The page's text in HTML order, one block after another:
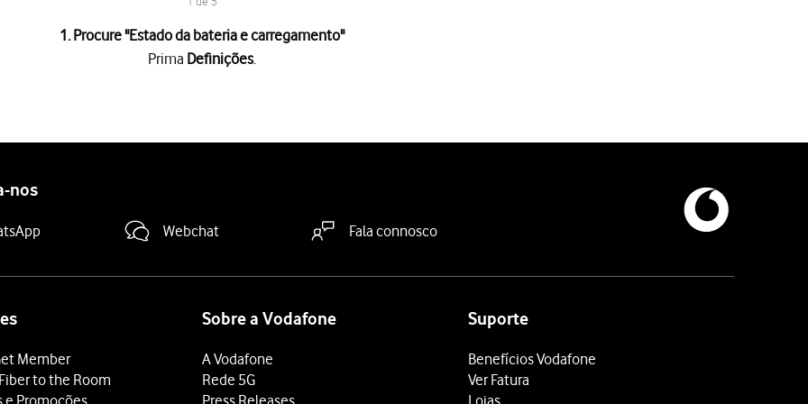
1. Procure "Estado da bateria e carregamento"
Prima Definições.
nos
Webchat Fala connosco
Member
to the Room
e Promoções
Sobre a Vodafone
A Vodafone
Rede 5G
Press Releases
Suporte
Benefícios Vodafone
Ver Fatura
Lojas